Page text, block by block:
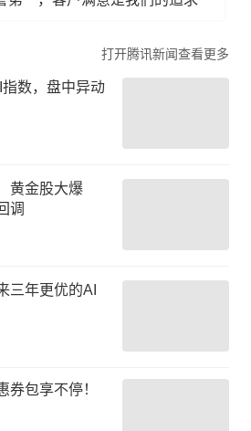
打开腾讯新闻查看更多
数，盘中异动
黄金股大爆
调
三年更优的AI
券包享不停！